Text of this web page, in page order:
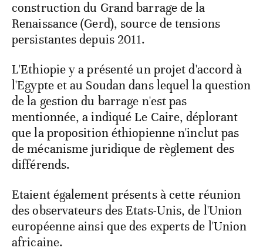
construction du Grand barrage de la
Renaissance (Gerd), source de tensions
persistantes depuis 2011.
L'Ethiopie y a présenté un projet d'accord à
l'Egypte et au Soudan dans lequel la question
de la gestion du barrage n'est pas
mentionnée, a indiqué Le Caire, déplorant
que la proposition éthiopienne n'inclut pas
de mécanisme juridique de règlement des
différends.
Etaient également présents à cette réunion
des observateurs des Etats-Unis, de l'Union
européenne ainsi que des experts de l'Union
africaine.